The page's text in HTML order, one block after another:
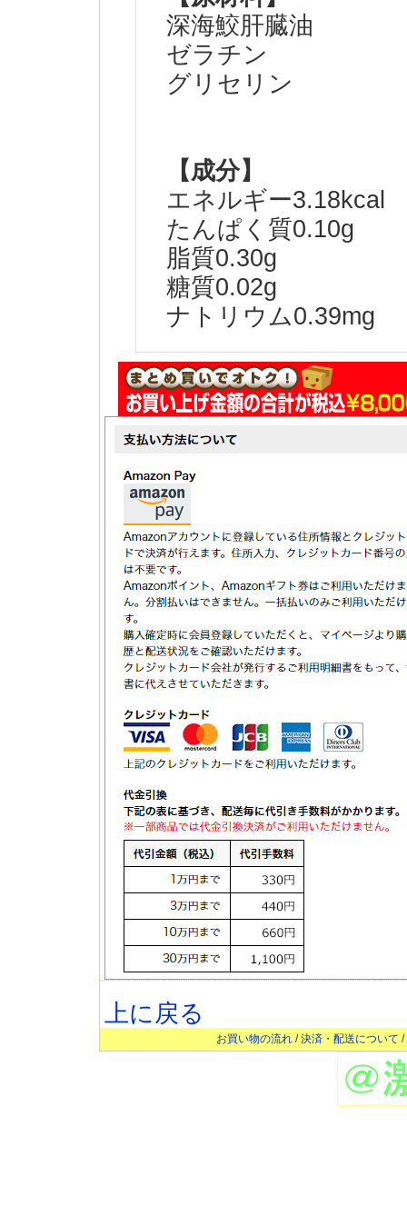
深海鮫肝臓油
ゼラチン
グリセリン
【成分】
エネルギー3.18kcal
たんぱく質0.10g
脂質0.30g
糖質0.02g
ナトリウム0.39mg
上に戻る
お買い物の流れ /決済・配送について /